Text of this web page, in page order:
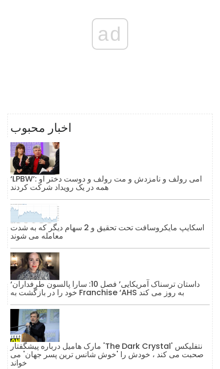
ad
اخبار محبوب
‘LPBW’: امی رولف و نامزدش و مت رولف و دوست دختر او
همه در یک رویداد شرکت کردند
اسکایپ مایکروسافت تحت تحقیق و 2 سهام دیگر که به شدت
معامله می شوند
‘داستان ترسناک آمریکایی’ فصل 10: سارا پالسون طرفداران
خود را در بازگشت به Franchise ‘AHS به روز می کند
مارک هامیل درباره پیشگفتار 'The Dark Crystal' نتفلیکس
صحبت می کند ، خودش را 'خوش شانس ترین پسر جهان' می
خواند